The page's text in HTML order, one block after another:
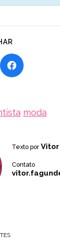
moda
Texto por Vitor
Contato